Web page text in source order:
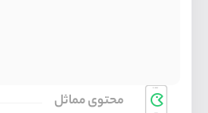
محتوی مماثل